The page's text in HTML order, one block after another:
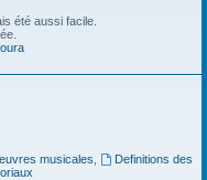
été aussi facile.
musicales
Definitions des